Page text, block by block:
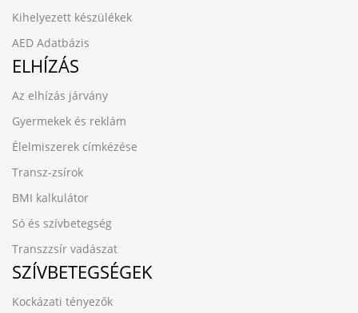
Kihelyezett készülékek
AED Adatbázis
ELHÍZÁS
Az elhízás járvány
Gyermekek és reklám
Élelmiszerek címkézése
Transz-zsírok
BMI kalkulátor
Só és szívbetegség
Transzzsír vadászat
SZÍVBETEGSÉGEK
Kockázati tényezők